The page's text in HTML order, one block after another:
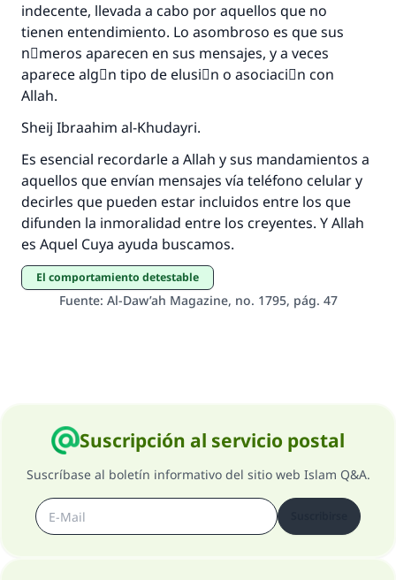
indecente, llevada a cabo por aquellos que no
tienen entendimiento. Lo asombroso es que sus
nْmeros aparecen en sus mensajes, y a veces
aparece algْn tipo de elusiَn o asociaciَn con
Allah.
Sheij Ibraahim al-Khudayri.
Es esencial recordarle a Allah y sus mandamientos a
aquellos que envían mensajes vía teléfono celular y
decirles que pueden estar incluidos entre los que
difunden la inmoralidad entre los creyentes. Y Allah
es Aquel Cuya ayuda buscamos.
El comportamiento detestable
Fuente: Al-Daw’ah Magazine, no. 1795, pág. 47
Suscripción al servicio postal
Suscríbase al boletín informativo del sitio web Islam Q&A.
La respuesta no. 110845 salvó un
matrimonio.
Desde la Q hasta la A, su contribución ayuda a
"Una persona que orienta a otros a hacer el
bien obtendrá la misma recompensa que
aquellos que lo realicen."
(MUSLIM, 1893)
Contribuir